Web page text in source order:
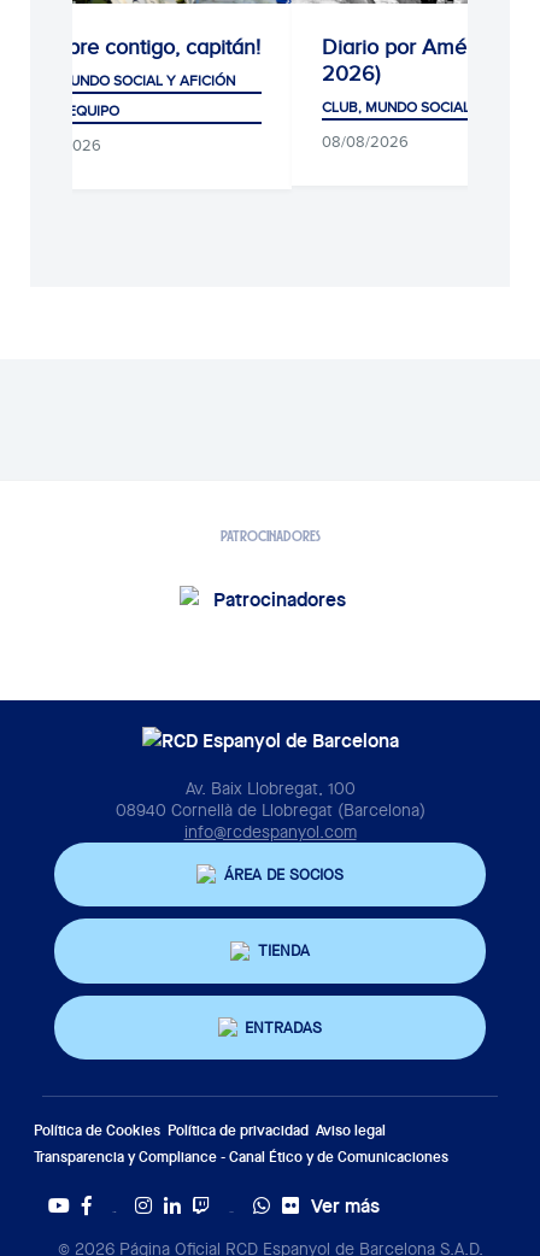
¡Siempre contigo, capitán!
CLUB, MUNDO SOCIAL Y AFICIÓN
PRIMER EQUIPO
08/08/2026
Diario por América
2026)
CLUB, MUNDO SOCIAL Y
08/08/2026
PATROCINADORES
Av. Baix Llobregat, 100
08940 Cornellà de Llobregat (Barcelona)
info@rcdespanyol.com
ÁREA DE SOCIOS
TIENDA
ENTRADAS
Política de Cookies Política de privacidad Aviso legal
Transparencia y Compliance - Canal Ético y de Comunicaciones
Ver más
© 2026 Página Oficial RCD Espanyol de Barcelona S.A.D.